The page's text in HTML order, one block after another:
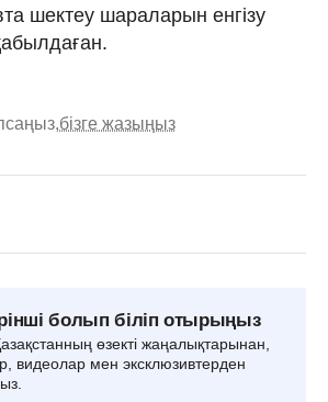
шектеу шараларын енгізу
бізге жазыңыз
болып біліп отырыңыз
өзекті жаңалықтарынан,
видеолар мен эксклюзивтерден